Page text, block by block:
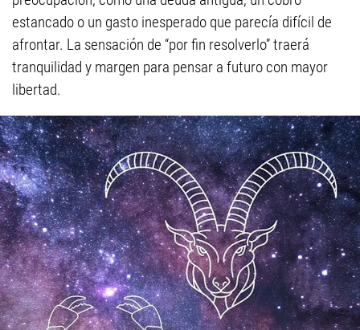
estancado o un gasto inesperado que parecía difícil de
afrontar. La sensación de “por fin resolverlo” traerá
tranquilidad y margen para pensar a futuro con mayor
libertad.